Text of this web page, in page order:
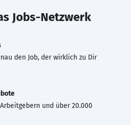
Jobs-Netzwerk
den Job, der wirklich zu Dir
und über 20.000